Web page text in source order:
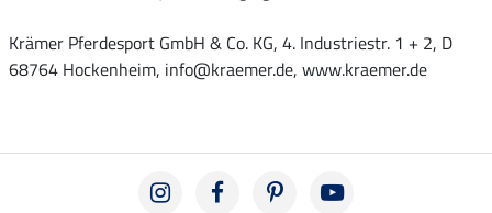
Krämer Pferdesport GmbH & Co. KG, 4. Industriestr. 1 + 2, D
68764 Hockenheim, info@kraemer.de, www.kraemer.de